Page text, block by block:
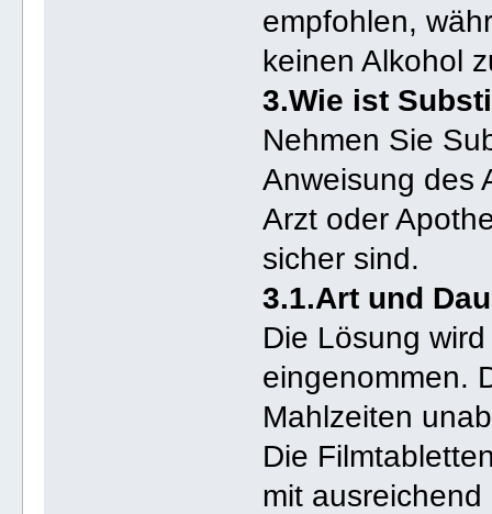
empfohlen,
keinen Alkohol
3.Wie ist
Nehmen Sie
Anweisung des
Arzt oder
sicher sind.
3.1.Art und
Die Lösung
eingenommen.
Mahlzeiten
Die
mit